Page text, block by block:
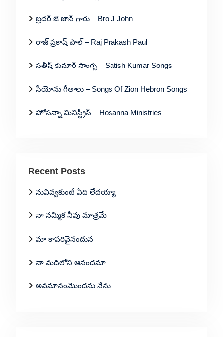
బ్రదర్ జె జాన్ గారు – Bro J John
రాజ్ ప్రకాష్ పాల్ – Raj Prakash Paul
సతీష్ కుమార్ సాంగ్స – Satish Kumar Songs
సీయోను గీతాలు – Songs Of Zion Hebron Songs
హోసన్నా మినిస్ట్రీస్ – Hosanna Ministries
Recent Posts
నువివ్వకుంటే ఏది లేదయ్యా
నా నమ్మిక నీవు మాత్రమే
మా కాపరివైనందున
నా మదిలోని ఆనందమా
అవమానంమొందను నేను